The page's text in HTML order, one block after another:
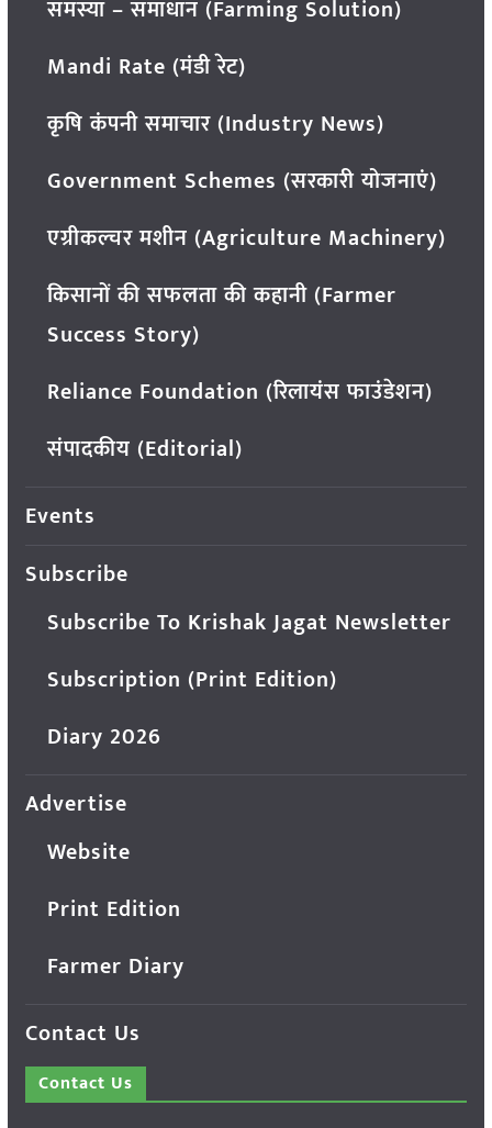
समस्या – समाधान (Farming Solution)
Mandi Rate (मंडी रेट)
कृषि कंपनी समाचार (Industry News)
Government Schemes (सरकारी योजनाएं)
एग्रीकल्चर मशीन (Agriculture Machinery)
किसानों की सफलता की कहानी (Farmer
Success Story)
Reliance Foundation (रिलायंस फाउंडेशन)
संपादकीय (Editorial)
Events
Subscribe
Subscribe To Krishak Jagat Newsletter
Subscription (Print Edition)
Diary 2026
Advertise
Website
Print Edition
Farmer Diary
Contact Us
Contact Us